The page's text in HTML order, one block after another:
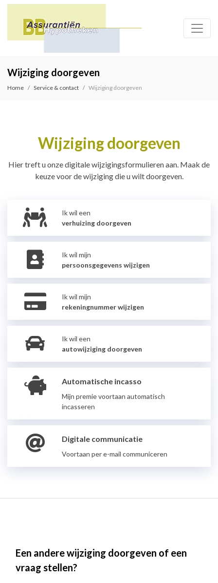
Wijziging doorgeven
Home Service & contact Wijziging doorgeven
Wijziging doorgeven
Hier treft u onze digitale wijzigingsformulieren aan. Maak de
keuze voor de wijziging die u wilt doorgeven.
Ik wil een
verhuizing doorgeven
Ik wil mijn
persoonsgegevens wijzigen
Ik wil mijn
rekeningnummer wijzigen
Ik wil een
autowijziging doorgeven
Automatische incasso
Mijn premie voortaan automatisch
incasseren
Digitale communicatie
Voortaan per e-mail communiceren
Een andere wijziging doorgeven of een
vraag stellen?